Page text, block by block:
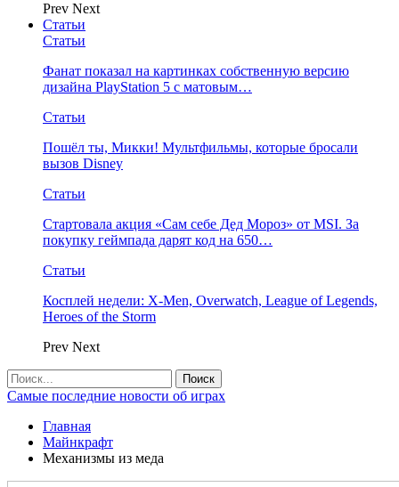
Prev Next
Статьи
Статьи
Фанат показал на картинках собственную версию
дизайна PlayStation 5 с матовым…
Статьи
Пошёл ты, Микки! Мультфильмы, которые бросали
вызов Disney
Статьи
Стартовала акция «Сам себе Дед Мороз» от MSI. За
покупку геймпада дарят код на 650…
Статьи
Косплей недели: X-Men, Overwatch, League of Legends,
Heroes of the Storm
Prev Next
Самые последние новости об играх
Главная
Майнкрафт
Механизмы из меда